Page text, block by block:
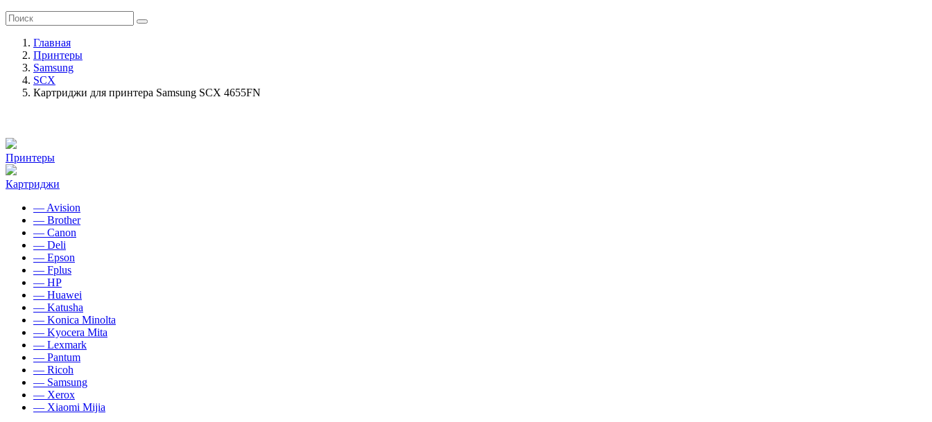
Главная
Принтеры
Samsung
SCX
Картриджи для принтера Samsung SCX 4655FN
Принтеры
Картриджи
— Avision
— Brother
— Canon
— Deli
— Epson
— Fplus
— HP
— Huawei
— Katusha
— Konica Minolta
— Kyocera Mita
— Lexmark
— Pantum
— Ricoh
— Samsung
— Xerox
— Xiaomi Mijia